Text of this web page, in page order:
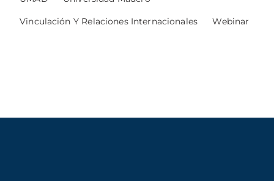
Vinculación Y Relaciones Internacionales Webinar